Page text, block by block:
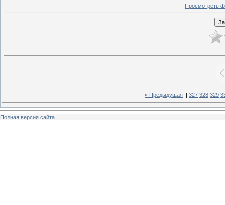
Просмотреть
« Предыдущая 327 328 329
Полная версия сайта